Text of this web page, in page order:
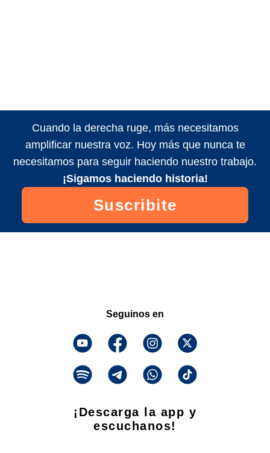
Cuando la derecha ruge, más necesitamos
amplificar nuestra voz. Hoy más que nunca te
necesitamos para seguir haciendo nuestro trabajo.
¡Sigamos haciendo historia!
Suscribite
Seguinos en
¡Descarga la app y
escuchanos!